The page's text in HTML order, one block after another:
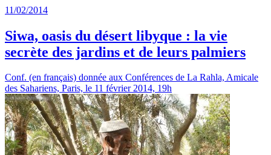
11/02/2014
Siwa, oasis du désert libyque : la vie
secrète des jardins et de leurs palmiers
Conf. (en français) donnée aux Conférences de La Rahla, Amicale
des Sahariens, Paris, le 11 février 2014, 19h